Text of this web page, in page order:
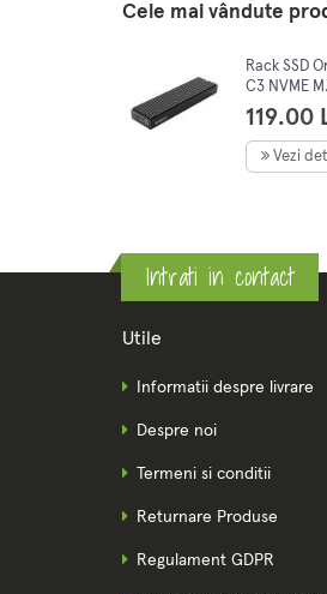
Cele mai vândute
Rack SSD
C3 NVME
GEN1 negru
119.00
Vezi
Intrati in contact
Utile
Informatii despre livrare
Despre noi
Termeni si conditii
Returnare Produse
Regulament GDPR